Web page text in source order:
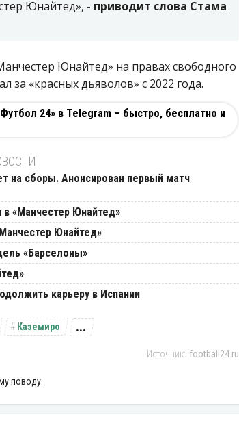
Юнайтед», - приводит слова Стама
Юнайтед» на правах свободного
за «красных дьяволов» с 2022 года.
24» в Telegram – быстро, бесплатно и
на сборы. Анонсирован первый матч
«Манчестер Юнайтед»
Юнайтед»
«Барселоны»
карьеру в Испании
Каземиро ...
football24.ru
поводу.